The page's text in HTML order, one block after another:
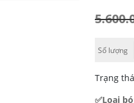
Giá
là:
Giá
tại
là:
Số lượng
Trạng
✅Loại